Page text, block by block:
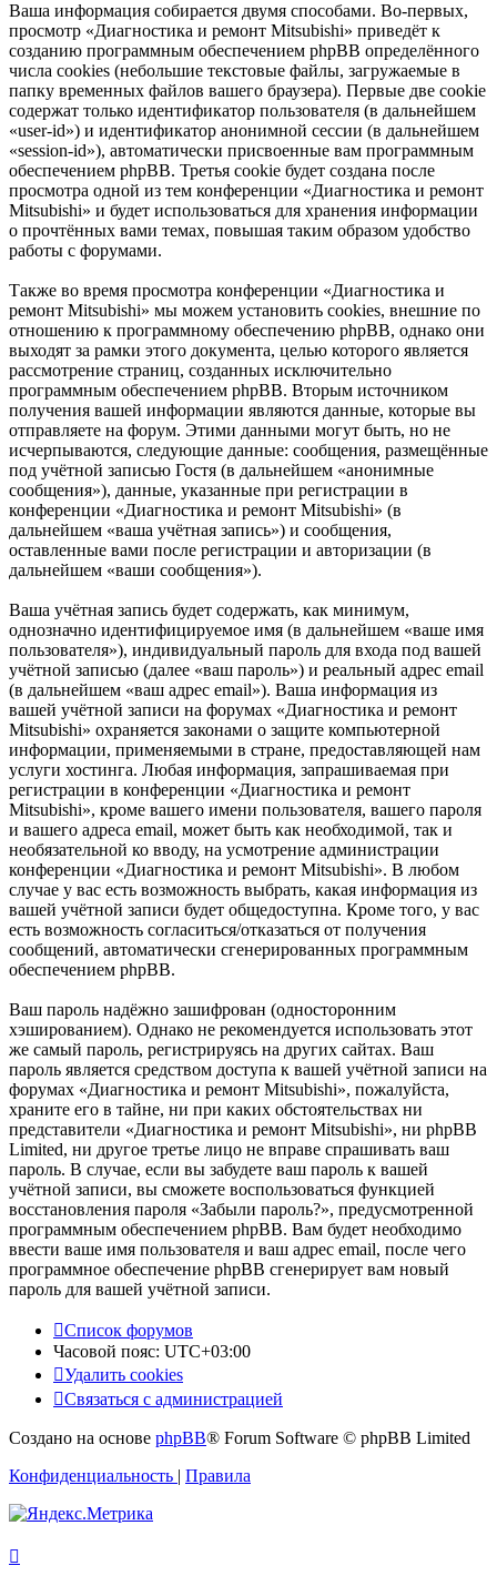
Ваша информация собирается двумя способами. Во-первых,
просмотр «Диагностика и ремонт Mitsubishi» приведёт к
созданию программным обеспечением phpBB определённого
числа cookies (небольшие текстовые файлы, загружаемые в
папку временных файлов вашего браузера). Первые две cookie
содержат только идентификатор пользователя (в дальнейшем
«user-id») и идентификатор анонимной сессии (в дальнейшем
«session-id»), автоматически присвоенные вам программным
обеспечением phpBB. Третья cookie будет создана после
просмотра одной из тем конференции «Диагностика и ремонт
Mitsubishi» и будет использоваться для хранения информации
о прочтённых вами темах, повышая таким образом удобство
работы с форумами.
Также во время просмотра конференции «Диагностика и
ремонт Mitsubishi» мы можем установить cookies, внешние по
отношению к программному обеспечению phpBB, однако они
выходят за рамки этого документа, целью которого является
рассмотрение страниц, созданных исключительно
программным обеспечением phpBB. Вторым источником
получения вашей информации являются данные, которые вы
отправляете на форум. Этими данными могут быть, но не
исчерпываются, следующие данные: сообщения, размещённые
под учётной записью Гостя (в дальнейшем «анонимные
сообщения»), данные, указанные при регистрации в
конференции «Диагностика и ремонт Mitsubishi» (в
дальнейшем «ваша учётная запись») и сообщения,
оставленные вами после регистрации и авторизации (в
дальнейшем «ваши сообщения»).
Ваша учётная запись будет содержать, как минимум,
однозначно идентифицируемое имя (в дальнейшем «ваше имя
пользователя»), индивидуальный пароль для входа под вашей
учётной записью (далее «ваш пароль») и реальный адрес email
(в дальнейшем «ваш адрес email»). Ваша информация из
вашей учётной записи на форумах «Диагностика и ремонт
Mitsubishi» охраняется законами о защите компьютерной
информации, применяемыми в стране, предоставляющей нам
услуги хостинга. Любая информация, запрашиваемая при
регистрации в конференции «Диагностика и ремонт
Mitsubishi», кроме вашего имени пользователя, вашего пароля
и вашего адреса email, может быть как необходимой, так и
необязательной ко вводу, на усмотрение администрации
конференции «Диагностика и ремонт Mitsubishi». В любом
случае у вас есть возможность выбрать, какая информация из
вашей учётной записи будет общедоступна. Кроме того, у вас
есть возможность согласиться/отказаться от получения
сообщений, автоматически сгенерированных программным
обеспечением phpBB.
Ваш пароль надёжно зашифрован (односторонним
хэшированием). Однако не рекомендуется использовать этот
же самый пароль, регистрируясь на других сайтах. Ваш
пароль является средством доступа к вашей учётной записи на
форумах «Диагностика и ремонт Mitsubishi», пожалуйста,
храните его в тайне, ни при каких обстоятельствах ни
представители «Диагностика и ремонт Mitsubishi», ни phpBB
Limited, ни другое третье лицо не вправе спрашивать ваш
пароль. В случае, если вы забудете ваш пароль к вашей
учётной записи, вы сможете воспользоваться функцией
восстановления пароля «Забыли пароль?», предусмотренной
программным обеспечением phpBB. Вам будет необходимо
ввести ваше имя пользователя и ваш адрес email, после чего
программное обеспечение phpBB сгенерирует вам новый
пароль для вашей учётной записи.
Список форумов
Часовой пояс: UTC+03:00
Удалить cookies
Связаться с администрацией
Создано на основе phpBB® Forum Software © phpBB Limited
Конфиденциальность | Правила